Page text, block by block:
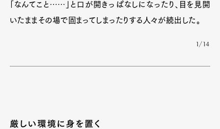
「なんてこと……」と口が開きっぱなしになったり、目を見開
いたままその場で固まってしまったりする人々が続出した。
1/14
厳しい環境に身を置く